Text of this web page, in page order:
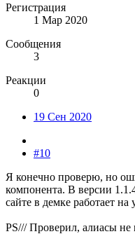
Регистрация
1 Мар 2020
Сообщения
3
Реакции
0
19 Сен 2020
#10
Я конечно проверю, но
компонента. В версии
сайте в демке работает на
PS/// Проверил, алиасы не